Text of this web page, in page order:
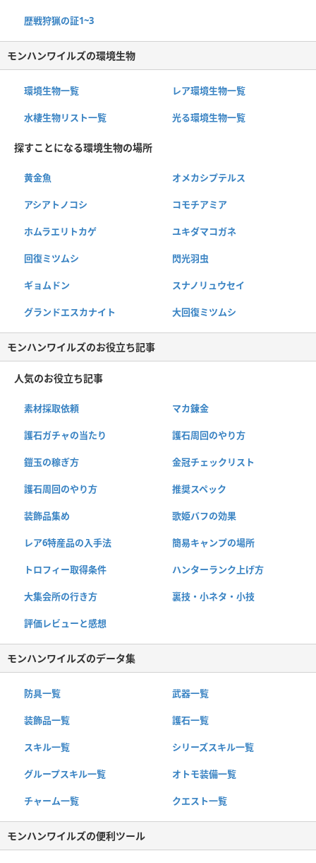
歴戦狩猟の証1~3
モンハンワイルズの環境生物
環境生物一覧 レア環境生物一覧
水棲生物リスト一覧 光る環境生物一覧
探すことになる環境生物の場所
黄金魚 オメカシプテルス
アシアトノコシ コモチアミア
ホムラエリトカゲ ユキダマコガネ
回復ミツムシ 閃光羽虫
ギョムドン スナノリュウセイ
グランドエスカナイト 大回復ミツムシ
モンハンワイルズのお役立ち記事
人気のお役立ち記事
素材採取依頼 マカ錬金
護石ガチャの当たり 護石周回のやり方
鎧玉の稼ぎ方 金冠チェックリスト
護石周回のやり方 推奨スペック
装飾品集め 歌姫バフの効果
レア6特産品の入手法 簡易キャンプの場所
トロフィー取得条件 ハンターランク上げ方
大集会所の行き方 裏技・小ネタ・小技
評価レビューと感想
モンハンワイルズのデータ集
防具一覧 武器一覧
装飾品一覧 護石一覧
スキル一覧 シリーズスキル一覧
グループスキル一覧 オトモ装備一覧
チャーム一覧 クエスト一覧
モンハンワイルズの便利ツール